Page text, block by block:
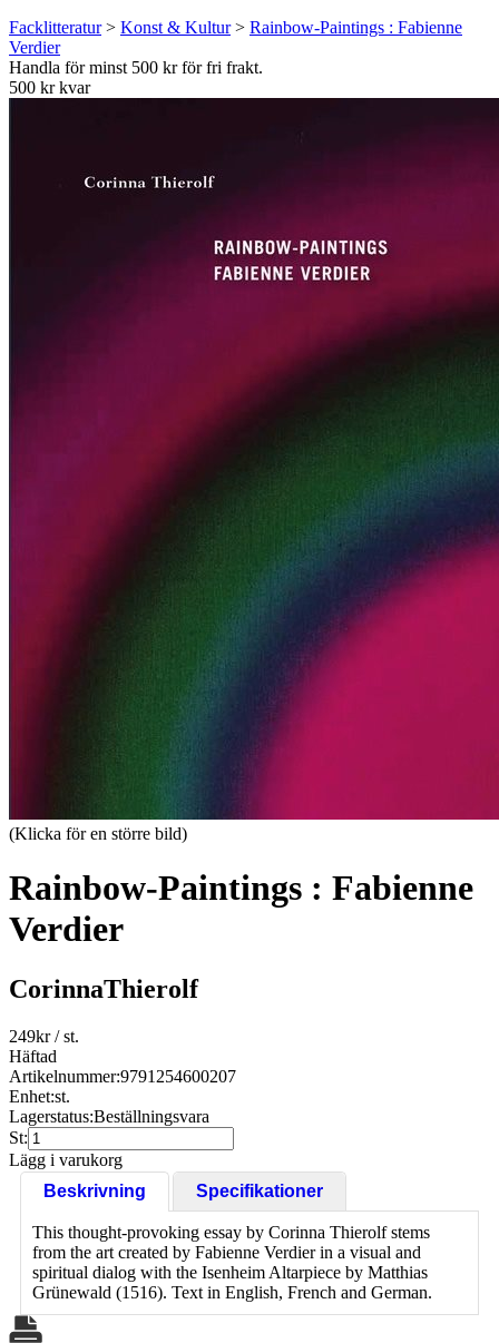
Facklitteratur> Konst & Kultur> Rainbow-Paintings : Fabienne
Verdier
Handla för minst 500 kr för fri frakt.
500 kr kvar
(Klicka för en större bild)
Rainbow-Paintings : Fabienne
Verdier
CorinnaThierolf
249kr/ st.
Häftad
Artikelnummer:9791254600207
Enhet:st.
Lagerstatus:Beställningsvara
St:
Lägg i varukorg
Beskrivning
Specifikationer
This thought-provoking essay by Corinna Thierolf stems
from the art created by Fabienne Verdier in a visual and
spiritual dialog with the Isenheim Altarpiece by Matthias
Grünewald (1516). Text in English, French and German.